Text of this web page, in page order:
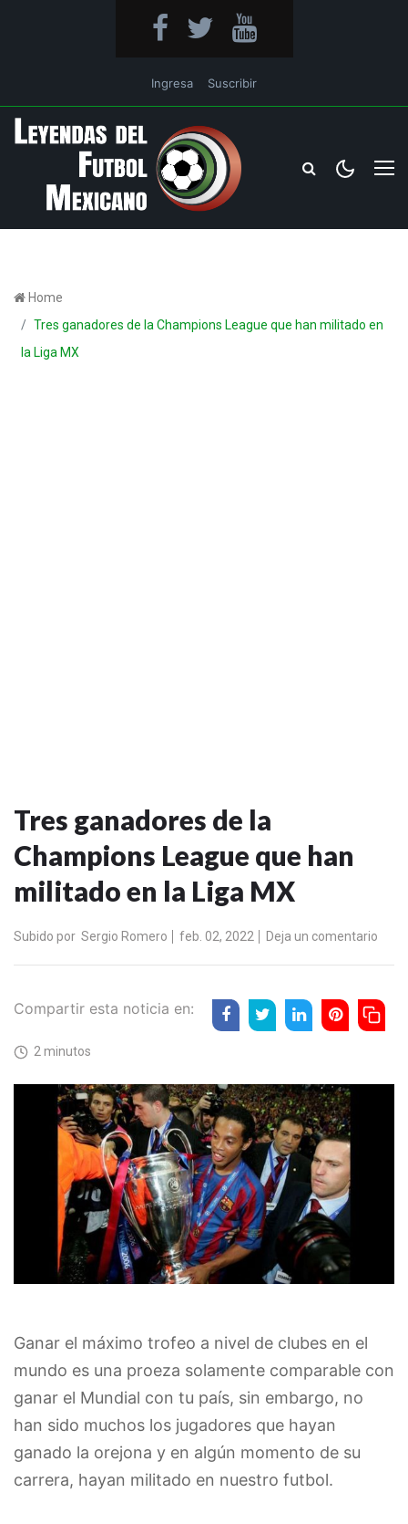
Ingresa Suscribir
Home
Tres ganadores de la Champions League que han militado en
la Liga MX
Tres ganadores de la
Champions League que han
militado en la Liga MX
Subido por Sergio Romero feb. 02, 2022 Deja un comentario
Compartir esta noticia en:
2 minutos
Ganar el máximo trofeo a nivel de clubes en el
mundo es una proeza solamente comparable con
ganar el Mundial con tu país, sin embargo, no
han sido muchos los jugadores que hayan
ganado la orejona y en algún momento de su
carrera, hayan militado en nuestro futbol.